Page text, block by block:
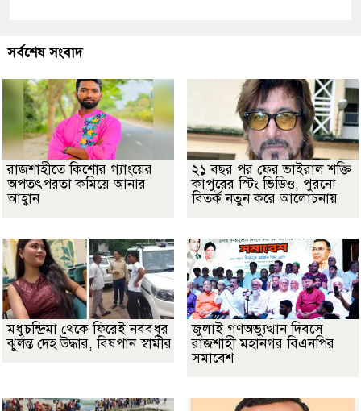
সর্বশেষ সংবাদ
রাজশাহীতে কিশোর গ্যাংয়ের
অপতৎপরতা কমিয়ে আনার
আহ্বান
২১ বছর পর ফের ভাইরাল শক্তি
কাপুরের স্টিং ভিডিও, পুরনো
বিতর্ক নতুন করে আলোচনায়
মধুচন্দ্রিমা থেকে ফিরেই নববধূর
ঝুলন্ত দেহ উদ্ধার, বিষপান স্বামীর
জুলাই গণঅভ্যুত্থান দিবসে
রাজশাহী মহানগর বিএনপির
সমাবেশ